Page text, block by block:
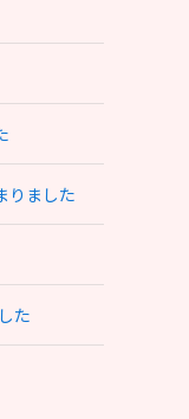
りました
た